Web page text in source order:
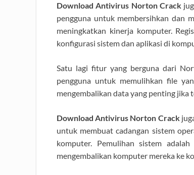
Download Antivirus Norton Crack
pengguna untuk membersihkan dan
meningkatkan kinerja komputer.
konfigurasi sistem dan aplikasi di
Satu lagi fitur yang berguna dari
pengguna untuk memulihkan file
mengembalikan data yang penting jika
Download Antivirus Norton Crack
untuk membuat cadangan sistem
komputer. Pemulihan sistem
mengembalikan komputer mereka ke